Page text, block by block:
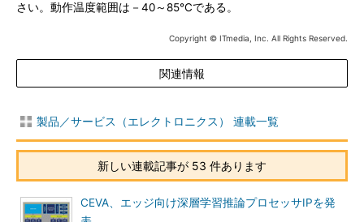
さい。動作温度範囲は－40～85℃である。
Copyright © ITmedia, Inc. All Rights Reserved.
関連情報
製品／サービス（エレクトロニクス） 連載一覧
新しい連載記事が 53 件あります
CEVA、エッジ向け深層学習推論プロセッサIPを発